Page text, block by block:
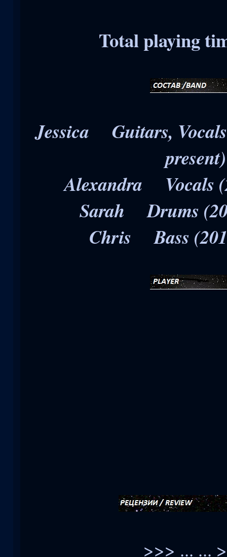
Total playing
Jessica Guitars,
present)
Alexandra Vocals
Sarah Drums
Chris Bass
>>> ... ...